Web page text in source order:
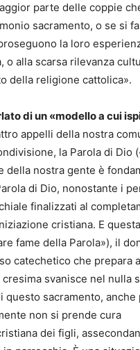
parte delle coppie
sacramento, o se si
la loro
o alla scarsa rilevanza
della religione cattolica».
di un «modello a cui
appelli della nostra
la Parola di Dio
della nostra gente è
di Dio, nonostante i
finalizzati al
cristiana. E
fame della Parola»), il
catechetico che prepara
svanisce nel nulla
questo sacramento, anche
non si prende cura
dei figli,